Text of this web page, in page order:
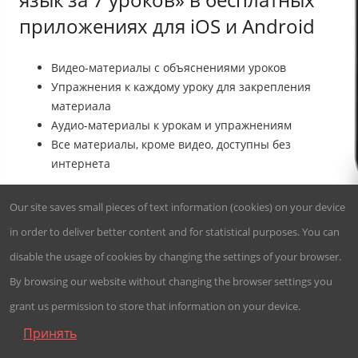
приложениях для iOS и Android
Видео-материалы с объяснениями уроков
Упражнения к каждому уроку для закрепления
материала
Аудио-материалы к урокам и упражнениям
Все материалы, кроме видео, доступны без
интернета
45 103
установки
4,74


Our site saves small pieces of text information (cookies) on your device
in order to deliver better content and for statistical purposes. You can
disable the usage of cookies by changing the settings of your browser.
By browsing our website without changing the browser settings you
grant us permission to store that information on your device.
Принять